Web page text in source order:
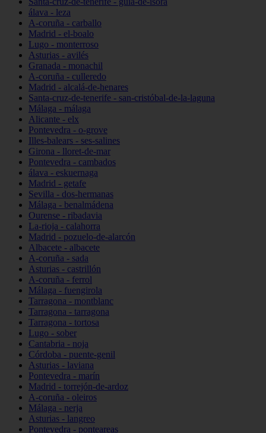
álava - leza
A-coruña - carballo
Madrid - el-boalo
Lugo - monterroso
Asturias - avilés
Granada - monachil
A-coruña - culleredo
Madrid - alcalá-de-henares
Santa-cruz-de-tenerife - san-cristóbal-de-la-laguna
Málaga - málaga
Alicante - elx
Pontevedra - o-grove
Illes-balears - ses-salines
Girona - lloret-de-mar
Pontevedra - cambados
álava - eskuernaga
Madrid - getafe
Sevilla - dos-hermanas
Málaga - benalmádena
Ourense - ribadavia
La-rioja - calahorra
Madrid - pozuelo-de-alarcón
Albacete - albacete
A-coruña - sada
Asturias - castrillón
A-coruña - ferrol
Málaga - fuengirola
Tarragona - montblanc
Tarragona - tarragona
Tarragona - tortosa
Lugo - sober
Cantabria - noja
Córdoba - puente-genil
Asturias - laviana
Pontevedra - marín
Madrid - torrejón-de-ardoz
A-coruña - oleiros
Málaga - nerja
Asturias - langreo
Pontevedra - ponteareas